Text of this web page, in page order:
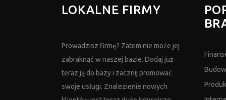
LOKALNE FIRMY
Prowadzisz firmę? Zatem nie może jej
zabraknąć w naszej bazie. Dodaj już
teraz ją do bazy i zacznij promować
swoje usługi. Znalezienie nowych